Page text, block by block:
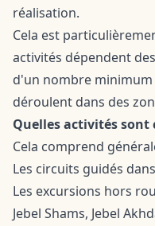
réalisation.
Cela est
activités dépendent
d'un nombre
déroulent dans des
Quelles activités sont
Cela comprend
Les circuits guidés
Les excursions hors
Jebel Shams, Jebel